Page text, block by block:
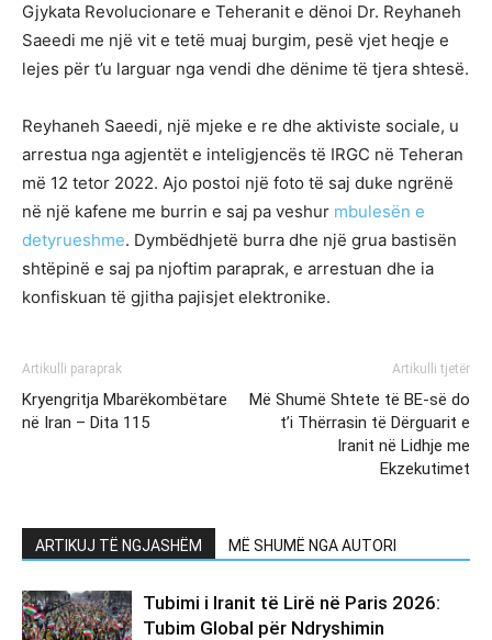
Gjykata Revolucionare e Teheranit e dënoi Dr. Reyhaneh
Saeedi me një vit e tetë muaj burgim, pesë vjet heqje e
lejes për t’u larguar nga vendi dhe dënime të tjera shtesë.
Reyhaneh Saeedi, një mjeke e re dhe aktiviste sociale, u
arrestua nga agjentët e inteligjencës të IRGC në Teheran
më 12 tetor 2022. Ajo postoi një foto të saj duke ngrënë
në një kafene me burrin e saj pa veshur mbulesën e
detyrueshme. Dymbëdhjetë burra dhe një grua bastisën
shtëpinë e saj pa njoftim paraprak, e arrestuan dhe ia
konfiskuan të gjitha pajisjet elektronike.
Artikulli paraprak
Kryengritja Mbarëkombëtare
në Iran – Dita 115
Artikulli tjetër
Më Shumë Shtete të BE-së do
t’i Thërrasin të Dërguarit e
Iranit në Lidhje me
Ekzekutimet
ARTIKUJ TË NGJASHËM MË SHUMË NGA AUTORI
Tubimi i Iranit të Lirë në Paris 2026:
Tubim Global për Ndryshimin